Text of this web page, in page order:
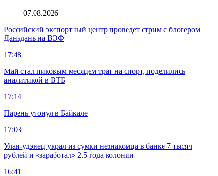
07.08.2026
Российский экспортный центр проведет стрим с блогером
Даньдань на ВЭФ
17:48
Май стал пиковым месяцем трат на спорт, поделились
аналитикой в ВТБ
17:14
Парень утонул в Байкале
17:03
Улан-удэнец украл из сумки незнакомца в банке 7 тысяч
рублей и «заработал» 2,5 года колонии
16:41